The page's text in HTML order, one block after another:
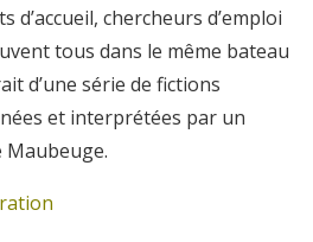
d’accueil, chercheurs d’emploi
tous dans le même bateau
d’une série de fictions
et interprétées par un
Maubeuge.